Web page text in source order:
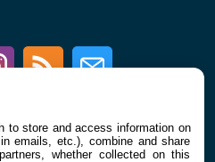
InstagramRSS Newsletter
À PROPOS
to store and access information on
emails, etc.), combine and share
whether collected on this